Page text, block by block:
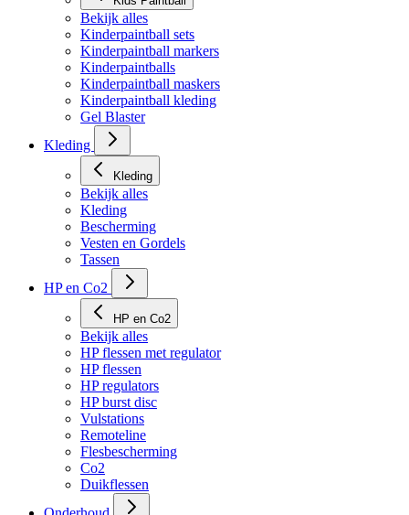
Kids Paintball
Bekijk alles
Kinderpaintball sets
Kinderpaintball markers
Kinderpaintballs
Kinderpaintball maskers
Kinderpaintball kleding
Gel Blaster
Kleding
Bekijk alles
Kleding
Bescherming
Vesten en Gordels
Tassen
HP en Co2
HP en Co2
Bekijk alles
HP flessen met regulator
HP flessen
HP regulators
HP burst disc
Vulstations
Remoteline
Flesbescherming
Co2
Duikflessen